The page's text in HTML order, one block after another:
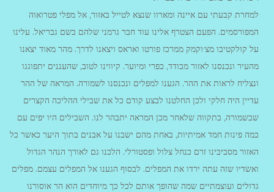
למחרת קבעתי עם איינה ומארוו שנצא לטייל באזור, אל מפלי פטרואוה
המפורסמים. הפעם הצטרף אלינו עוד חבר גרמני שלהם בשם גבריאל. עלינו
על קולקטיבו מצ׳וקמק ממרכז פורטו ואראס ויצאנו לדרך. מהר מאוד יצאנו
מהעיר ונכנסנו לאזור מבודד, כפרי ומיוער. קיווינו לטוב, שהעננים יתפוגגו
ונצליח לראות את ההר. הגענו למפלים ונכנסנו לשמורה. המראה של ההר
עדיין היה חלקי ולכן החלטנו לבצע קודם כל את שבילי ההליכה הקצרים
שבשמורה, בתקווה שלאחר מכן המראה יתבהר לנו. השבילים היו יפים עם
כמה פינות חמד אמיתיות, באחת מהם ישבנו על אבנים בתוך היער כאשר כל
האזור מסביבינו זרם כנחל צלול ופסטורלי. הלכנו גם לאורך הנהר הגדול
ואשדיו שזה עתה ירדו את המפלים. לבסוף הגענו אל המפלים עצמם. מפלים
גדולים ועוצמתיים שמה שהופך אותם לכל כך מיוחדים הוא הר אוסורנו